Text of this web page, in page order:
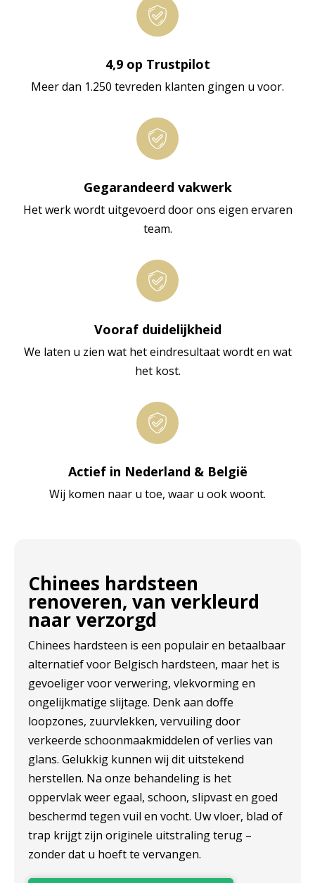
4,9 op Trustpilot
Meer dan 1.250 tevreden klanten gingen u voor.
Gegarandeerd vakwerk
Het werk wordt uitgevoerd door ons eigen ervaren
team.
Vooraf duidelijkheid
We laten u zien wat het eindresultaat wordt en wat
het kost.
Actief in Nederland & België
Wij komen naar u toe, waar u ook woont.
Chinees hardsteen
renoveren, van verkleurd
naar verzorgd
Chinees hardsteen is een populair en betaalbaar
alternatief voor Belgisch hardsteen, maar het is
gevoeliger voor verwering, vlekvorming en
ongelijkmatige slijtage. Denk aan doffe
loopzones, zuurvlekken, vervuiling door
verkeerde schoonmaakmiddelen of verlies van
glans. Gelukkig kunnen wij dit uitstekend
herstellen. Na onze behandeling is het
oppervlak weer egaal, schoon, slipvast en goed
beschermd tegen vuil en vocht. Uw vloer, blad of
trap krijgt zijn originele uitstraling terug –
zonder dat u hoeft te vervangen.